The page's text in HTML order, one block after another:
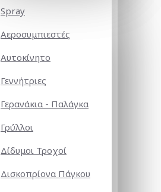
Spray
Αεροσυμπιεστές
Αυτοκίνητο
Γεννήτριες
Γερανάκια - Παλάγκα
Γρύλλοι
Δίδυμοι Τροχοί
Δισκοπρίονα Πάγκου